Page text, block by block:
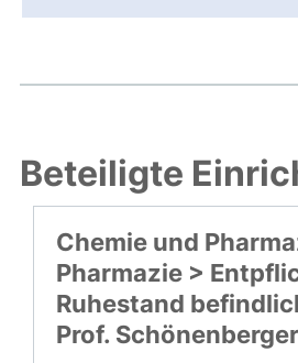
Beteiligte
Chemie und
Pharmazie >
Ruhestand
Prof. Schönenberger